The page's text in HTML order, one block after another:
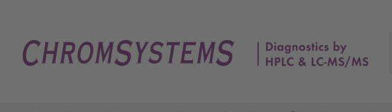
springen